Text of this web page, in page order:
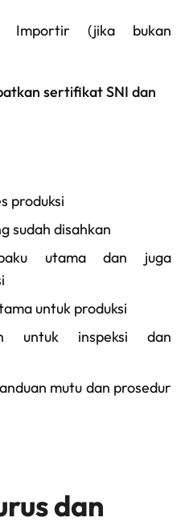
Importir (jika bukan
sertifikat SNI dan
produksi
sudah disahkan
utama dan juga
untuk produksi
untuk inspeksi dan
mutu dan prosedur
dan